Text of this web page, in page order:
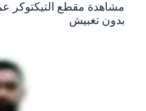
بدون تغبيش